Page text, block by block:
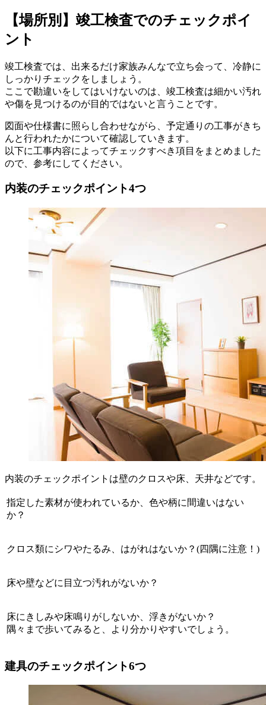
【場所別】竣工検査でのチェックポイ
ント
竣工検査では、出来るだけ家族みんなで立ち会って、冷静に
しっかりチェックをしましょう。
ここで勘違いをしてはいけないのは、竣工検査は細かい汚れ
や傷を見つけるのが目的ではないと言うことです。
図面や仕様書に照らし合わせながら、予定通りの工事がきち
んと行われたかについて確認していきます。
以下に工事内容によってチェックすべき項目をまとめました
ので、参考にしてください。
内装のチェックポイント4つ
内装のチェックポイントは壁のクロスや床、天井などです。
指定した素材が使われているか、色や柄に間違いはない
か？
クロス類にシワやたるみ、はがれはないか？(四隅に注意！)
床や壁などに目立つ汚れがないか？
床にきしみや床鳴りがしないか、浮きがないか？
隅々まで歩いてみると、より分かりやすいでしょう。
建具のチェックポイント6つ